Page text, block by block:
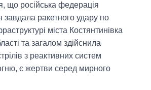
що російська федерація
завдала ракетного удару по
міста Костянтинівка
та загалом здійснила
з реактивних систем
є жертви серед мирного